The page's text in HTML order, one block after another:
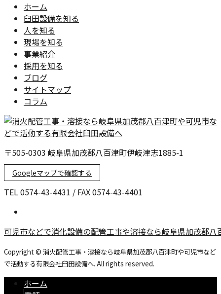
ホーム
臼田設備を知る
人を知る
現場を知る
事業紹介
採用を知る
ブログ
サイトマップ
コラム
〒505-0303 岐阜県加茂郡八百津町伊岐津志1885-1
Googleマップで確認する
TEL 0574-43-4431 / FAX 0574-43-4401
可児市などで消化設備の配管工事や溶接なら岐阜県加茂郡
Copyright © 消火配管工事・溶接なら岐阜県加茂郡八百津町や可児市など
で活動する有限会社臼田設備へ. All rights reserved.
ホーム